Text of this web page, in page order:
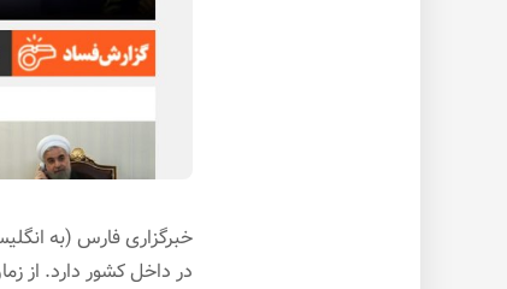
در داخل کشور دارد. از